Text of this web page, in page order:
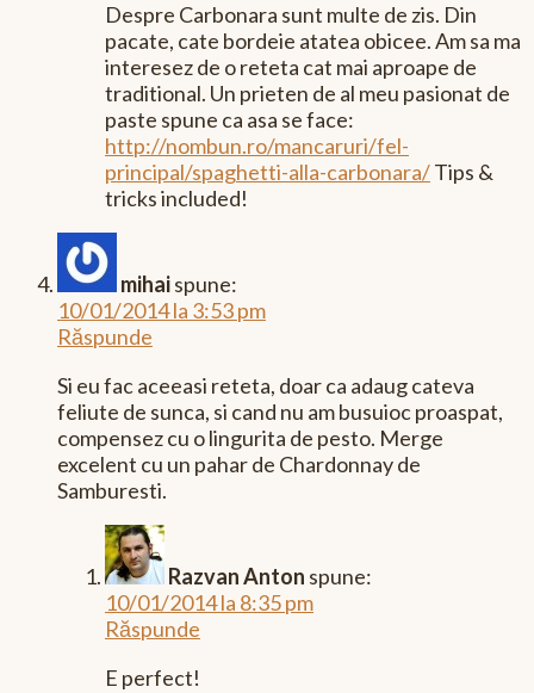
Despre Carbonara sunt multe de zis. Din
pacate, cate bordeie atatea obicee. Am sa ma
interesez de o reteta cat mai aproape de
traditional. Un prieten de al meu pasionat de
paste spune ca asa se face:
http://nombun.ro/mancaruri/fel-
principal/spaghetti-alla-carbonara/Tips &
tricks included!
mihaispune:
10/01/2014 la 3:53 pm
Răspunde
Si eu fac aceeasi reteta, doar ca adaug cateva
feliute de sunca, si cand nu am busuioc proaspat,
compensez cu o lingurita de pesto. Merge
excelent cu un pahar de Chardonnay de
Samburesti.
Razvan Anton spune:
10/01/2014 la 8:35 pm
Răspunde
E perfect!